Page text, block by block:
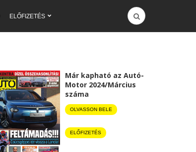
ELŐFIZETÉS
Már kapható az Autó-
Motor 2024/Március
száma
OLVASSON BELE
ELŐFIZETÉS